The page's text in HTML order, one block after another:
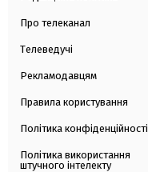
Про телеканал
Телеведучі
Рекламодавцям
Правила користування
Політика конфіденційності
Політика використання
штучного інтелекту